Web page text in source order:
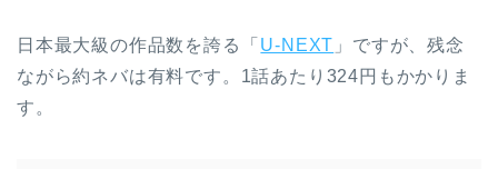
日本最大級の作品数を誇る「 U-NEXT 」ですが、残念
ながら約ネバは有料です。1話あたり324円もかかりま
す。